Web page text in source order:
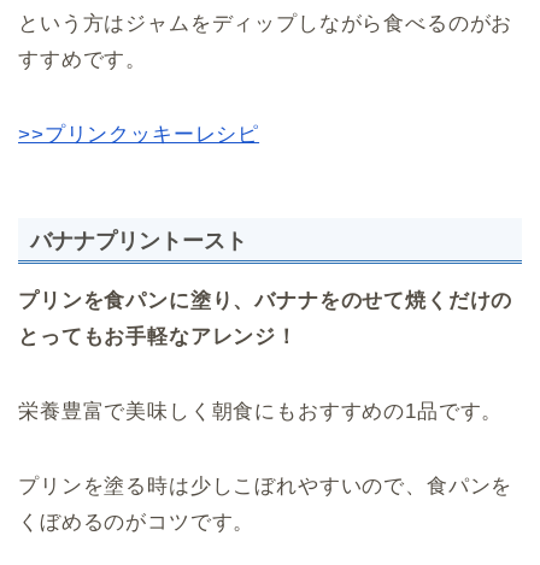
という方はジャムをディップしながら食べるのがお
すすめです。
>>プリンクッキーレシピ
バナナプリントースト
プリンを食パンに塗り、バナナをのせて焼くだけの
とってもお手軽なアレンジ！
栄養豊富で美味しく朝食にもおすすめの1品です。
プリンを塗る時は少しこぼれやすいので、食パンを
くぼめるのがコツです。